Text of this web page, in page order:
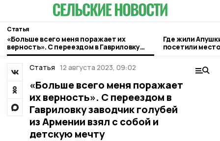
Статья
«Больше всего меня поражает их
верность». С переездом в Гавриловку
заводчик голубей из Армении взял с
собой и детскую мечту
Где жили
посетили
гавриловском
Статья 12 августа 2023, 09:02
«Больше всего меня поражает
их верность». С переездом в
Гавриловку заводчик голубей
из Армении взял с собой и
детскую мечту